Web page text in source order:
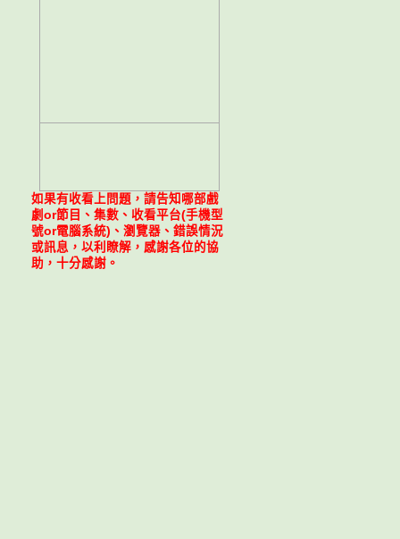
如果有收看上問題，請告知哪部戲
劇or節目、集數、收看平台(手機型
號or電腦系統)、瀏覽器、錯誤情況
或訊息，以利瞭解，感謝各位的協
助，十分感謝。